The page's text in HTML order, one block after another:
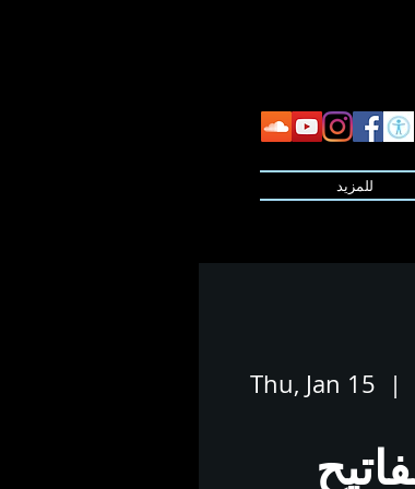
للمزيد
Thu, Jan 15
  |